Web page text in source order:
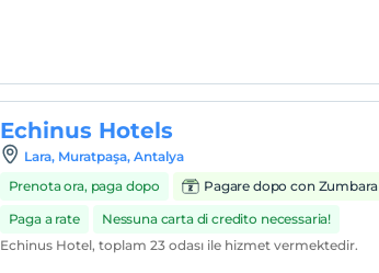
Echinus Hotels
Lara, Muratpaşa, Antalya
Prenota ora, paga dopo
Pagare dopo con Zumbara
Paga a rate
Nessuna carta di credito necessaria!
Echinus Hotel, toplam 23 odası ile hizmet vermektedir.